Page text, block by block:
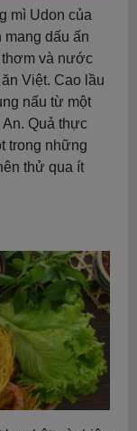
mì Udon của
mang dấu ấn
thơm và nước
Việt. Cao lầu
nấu từ một
Quả thực
trong những
thử qua ít